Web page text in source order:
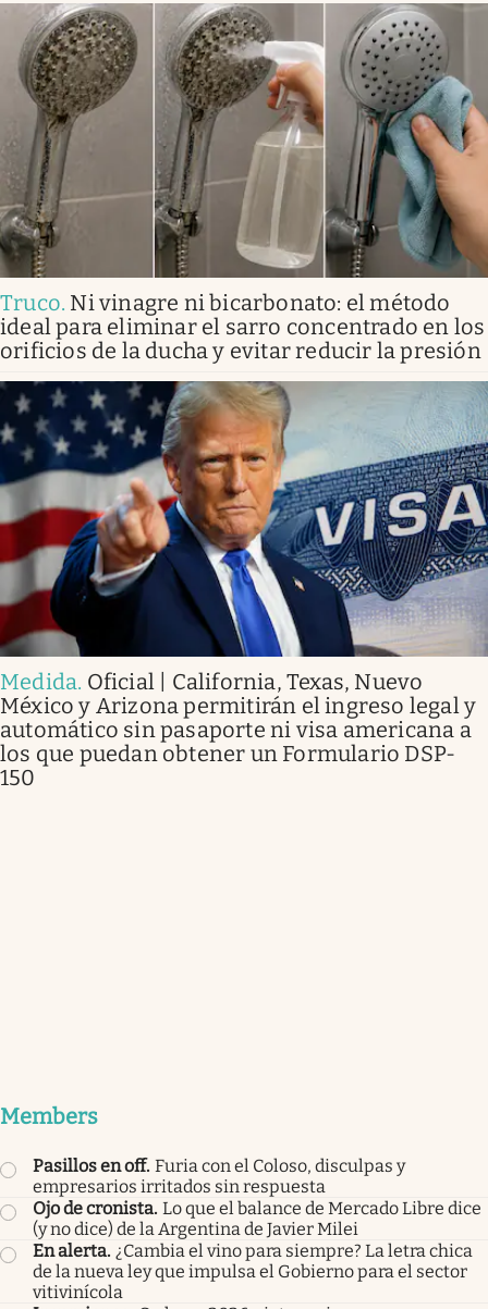
Truco. Ni vinagre ni bicarbonato: el método
ideal para eliminar el sarro concentrado en los
orificios de la ducha y evitar reducir la presión
Medida. Oficial | California, Texas, Nuevo
México y Arizona permitirán el ingreso legal y
automático sin pasaporte ni visa americana a
los que puedan obtener un Formulario DSP-
150
Members
Pasillos en off. Furia con el Coloso, disculpas y
empresarios irritados sin respuesta
Ojo de cronista. Lo que el balance de Mercado Libre dice
(y no dice) de la Argentina de Javier Milei
En alerta. ¿Cambia el vino para siempre? La letra chica
de la nueva ley que impulsa el Gobierno para el sector
vitivinícola